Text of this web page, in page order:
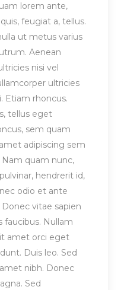
lorem ante,
feugiat a, tellus.
ut metus varius
Aenean
nisi vel
ultricies
Etiam rhoncus.
tellus eget
sem quam
adipiscing sem
quam nunc,
hendrerit id,
odio et ante
vitae sapien
faucibus. Nullam
amet orci eget
Duis leo. Sed
nibh. Donec
Sed